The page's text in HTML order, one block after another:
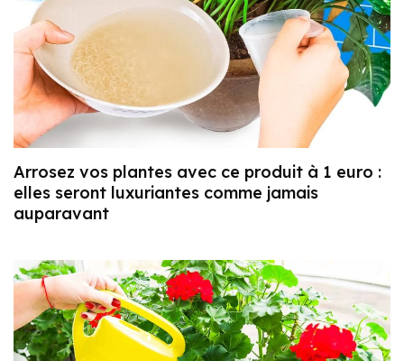
Arrosez vos plantes avec ce produit à 1 euro :
elles seront luxuriantes comme jamais
auparavant